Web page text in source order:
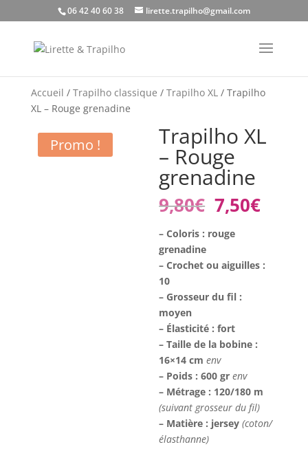
06 42 40 60 38 lirette.trapilho@gmail.com
Accueil / Trapilho classique / Trapilho XL/ Trapilho
XL – Rouge grenadine
Promo ! Trapilho XL
– Rouge
grenadine
9,80€ Le
prix
initial
9,80€.
7,50€Le
– Coloris : rouge
grenadine
– Crochet ou aiguilles :
10
– Grosseur du fil :
moyen
– Élasticité : fort
– Taille de la bobine :
16×14 cmenv
– Poids : 600 grenv
– Métrage : 120/180 m
(suivant grosseur du fil)
– Matière : jersey(coton/
élasthanne)